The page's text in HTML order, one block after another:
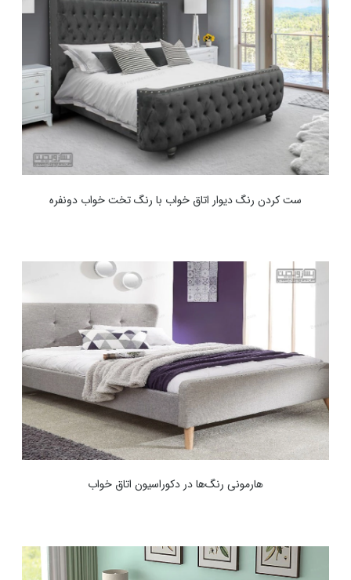
ست کردن رنگ دیوار اتاق خواب با رنگ تخت خواب دونفره
هارمونی رنگ‌ها در دکوراسیون اتاق خواب